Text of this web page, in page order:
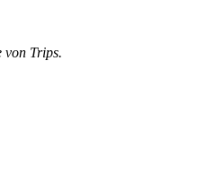
von Trips.